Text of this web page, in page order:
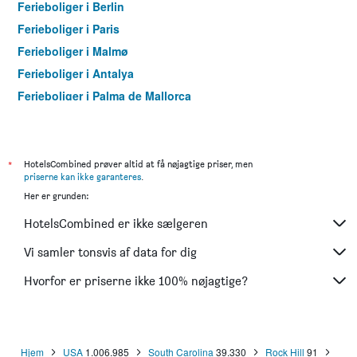
Ferieboliger i Berlin
Ferieboliger i Paris
Ferieboliger i Malmø
Ferieboliger i Antalya
Ferieboliger i Palma de Mallorca
Ferieboliger i Dubai
Ferieboliger i Maspalomas
Ferieboliger i Patong
Ferieboliger i Rom
Ferieboliger i Fuengirola
*
HotelsCombined prøver altid at få nøjagtige priser, men
priserne kan ikke garanteres.
Her er grunden:
HotelsCombined er ikke sælgeren
Vi samler tonsvis af data for dig
Hvorfor er priserne ikke 100% nøjagtige?
Hjem USA 1.006.985 South Carolina 39.330 Rock Hill 91